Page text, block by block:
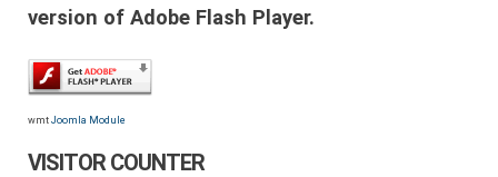
version of Adobe Flash Player.
wmt Joomla Module
VISITOR COUNTER